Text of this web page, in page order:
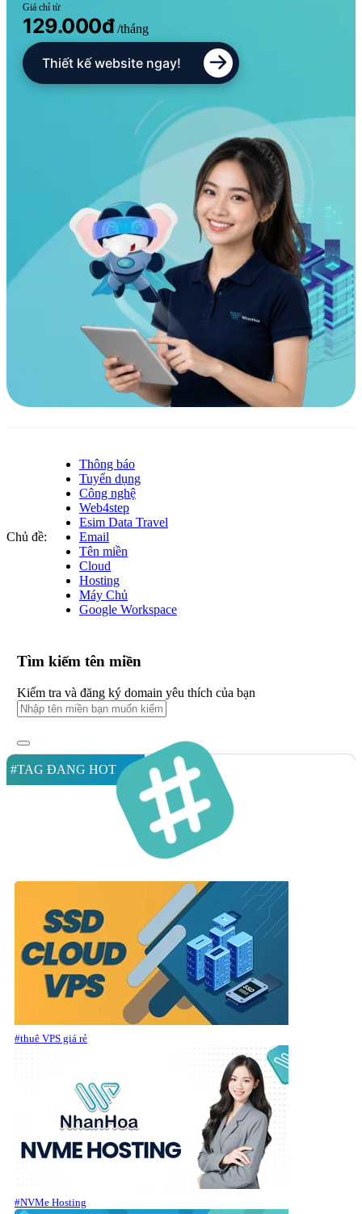
Giá chỉ từ
129.000đ /tháng
Thiết kế website ngay!
Chủ đề:
Thông báo
Tuyển dụng
Công nghệ
Web4step
Esim Data Travel
Email
Tên miền
Cloud
Hosting
Máy Chủ
Google Workspace
Tìm kiếm tên miền
Kiểm tra và đăng ký domain yêu thích của bạn
#TAG ĐANG HOT
#thuê VPS giá rẻ
#NVMe Hosting